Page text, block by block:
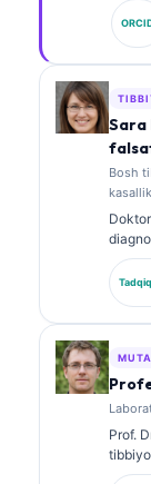
Bosh
ega,
U
Prof.